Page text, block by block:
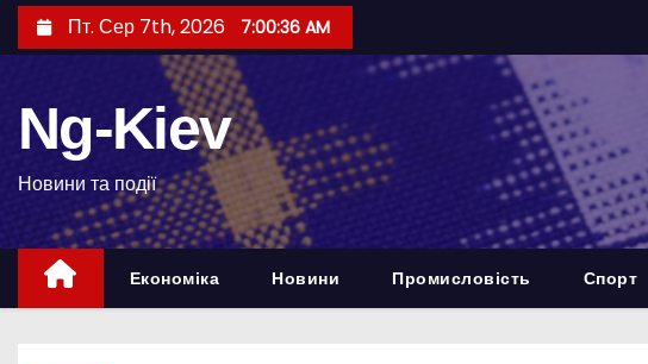
е
д
в
Пт. Сер 7th, 2026 7:00:37 AM
Ng-Kiev
Новини та події
Економіка Новини Промисловість Спорт